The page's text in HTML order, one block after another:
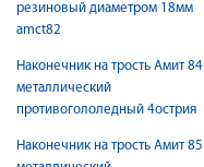
резиновый диаметром 18мм
amct82
Наконечник на трость Амит 84
металлический
противогололедный 4острия
Наконечник на трость Амит 85